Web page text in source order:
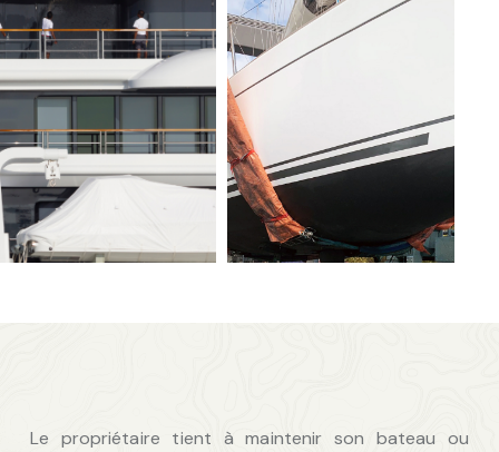
Le propriétaire tient à maintenir son bateau ou